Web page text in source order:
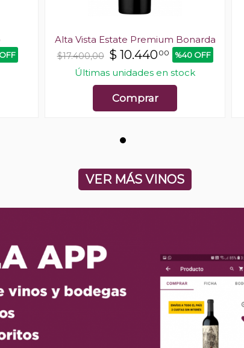
Alta Vista Estate Premium Bonarda
$17.400,00 $ 10.44000 %40 OFF
Últimas unidades en stock
Comprar
VER MÁS VINOS